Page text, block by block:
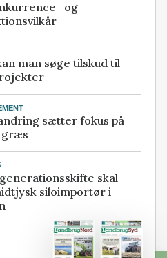
og
man søge tilskud til
sætter fokus på
skal
siloimportør i